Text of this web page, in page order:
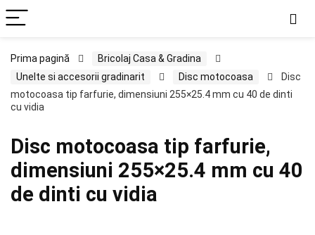
Prima pagină
Bricolaj Casa & Gradina
Unelte si accesorii gradinarit
Disc motocoasa
Disc
motocoasa tip farfurie, dimensiuni 255×25.4 mm cu 40 de dinti
cu vidia
Disc motocoasa tip farfurie,
dimensiuni 255×25.4 mm cu 40
de dinti cu vidia